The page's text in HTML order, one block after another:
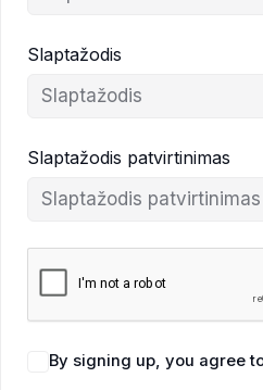
Slaptažodis
Slaptažodis patvirtinimas
By signing up, you agree